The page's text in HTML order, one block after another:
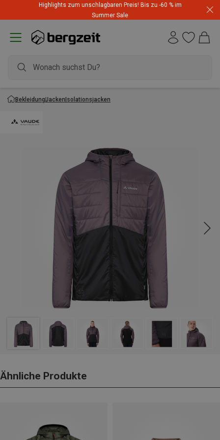
Highlights zum unschlagbaren Preis! Bis zu -60 % im
Summer Sale
BekleidungJackenIsolationsjacken
Ähnliche Produkte